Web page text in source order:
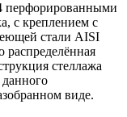
перфорированными
с креплением с
стали AISI
стеллажа
виде.